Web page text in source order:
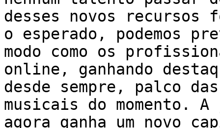
desses novos recursos
o esperado, podemos
modo como os
online, ganhando
desde sempre, palco
musicais do momento.
agora ganha um novo